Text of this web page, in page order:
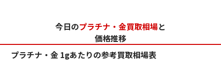
今日のプラチナ・金買取相場と
価格推移
プラチナ・金 1gあたりの参考買取相場表